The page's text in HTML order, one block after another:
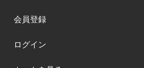
会員登録
ログイン